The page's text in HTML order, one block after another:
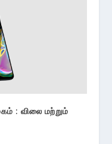
: விலை மற்றும்